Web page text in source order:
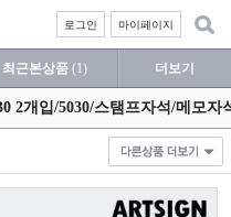
마이페이지
로그인
최근본상품 (1) 더보기
2개입/5030/스탬프자석/메모